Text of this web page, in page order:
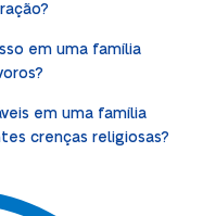
em uma família
em uma família
crenças religiosas?